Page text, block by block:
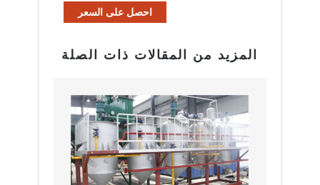
احصل على السعر
المزيد من المقالات ذات الصلة